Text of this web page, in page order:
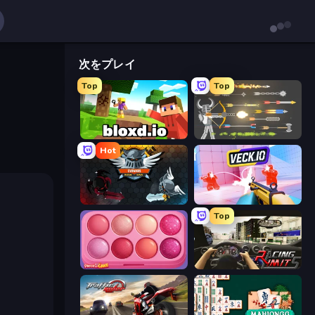
次をプレイ
Top
Bloxd.io
Top
Ragdoll Archers
Hot
EvoWars.io Veck.io
Piece of Cake: Merge and Bake
Top
Racing Limits